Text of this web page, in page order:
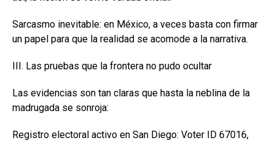
Sarcasmo inevitable: en México, a veces basta con firmar
un papel para que la realidad se acomode a la narrativa.
III. Las pruebas que la frontera no pudo ocultar
Las evidencias son tan claras que hasta la neblina de la
madrugada se sonroja:
Registro electoral activo en San Diego: Voter ID 67016,